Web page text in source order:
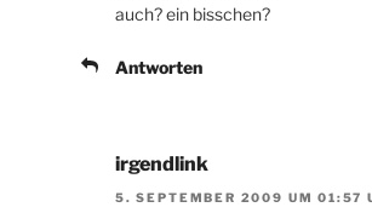
auch? ein bisschen?
Antworten
irgendlink
5. SEPTEMBER 2009 UM 01:57